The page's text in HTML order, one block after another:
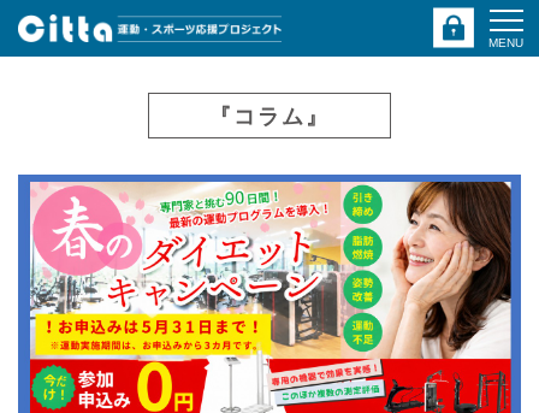
MENU
『コラム』